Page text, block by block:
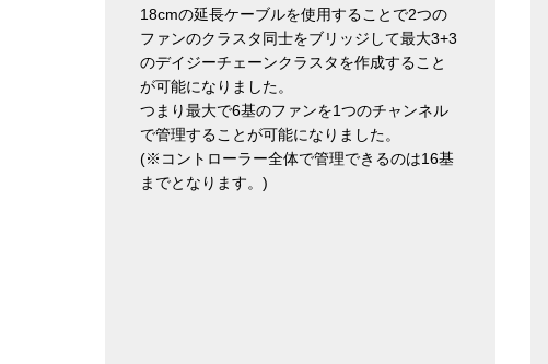
18cmの延長ケーブルを使用することで2つの
ファンのクラスタ同士をブリッジして最大3+3
のデイジーチェーンクラスタを作成すること
が可能になりました。
つまり最大で6基のファンを1つのチャンネル
で管理することが可能になりました。
(※コントローラー全体で管理できるのは16基
までとなります。)